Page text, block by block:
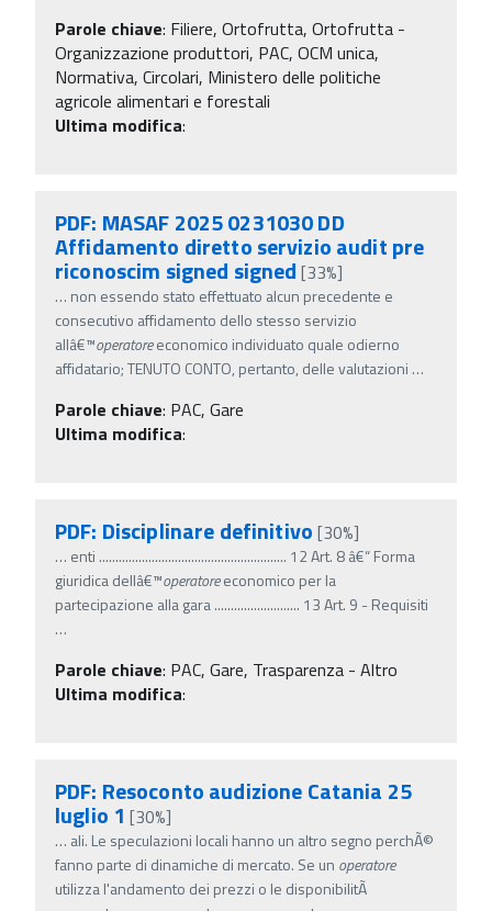
Parole chiave: Filiere, Ortofrutta, Ortofrutta -
Organizzazione produttori, PAC, OCM unica,
Normativa, Circolari, Ministero delle politiche
agricole alimentari e forestali
Ultima modifica:
PDF: MASAF 2025 0231030 DD
Affidamento diretto servizio audit pre
riconoscim signed signed [33%]
… non essendo stato effettuato alcun precedente e
consecutivo affidamento dello stesso servizio
allâ€™operatoreeconomico individuato quale odierno
affidatario; TENUTO CONTO, pertanto, delle valutazioni …
Parole chiave: PAC, Gare
Ultima modifica:
PDF: Disciplinare definitivo [30%]
… enti ......................................................... 12 Art. 8 â€“ Forma
giuridica dellâ€™operatoreeconomico per la
partecipazione alla gara .......................... 13 Art. 9 - Requisiti
…
Parole chiave: PAC, Gare, Trasparenza - Altro
Ultima modifica:
PDF: Resoconto audizione Catania 25
luglio 1[30%]
… ali. Le speculazioni locali hanno un altro segno perchÃ©
fanno parte di dinamiche di mercato. Se un operatore
utilizza l'andamento dei prezzi o le disponibilitÃ